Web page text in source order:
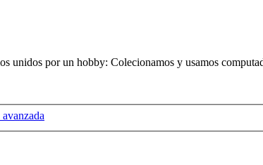
unidos por un hobby: Colecionamos y usamos